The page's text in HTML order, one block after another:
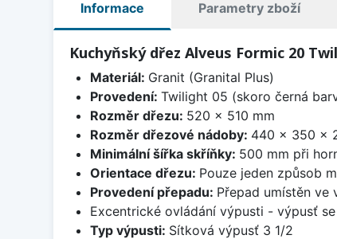
Informace Parametry zboží
Kuchyňský dřez Alveus Formic 20
Materiál: Granit (Granital Plus)
Provedení: Twilight 05 (skoro černá
Rozměr dřezu: 520 x 510 mm
Rozměr dřezové nádoby: 440 x 350 x
Minimální šířka skříňky: 500 mm při
Orientace dřezu: Pouze jeden způsob
Provedení přepadu: Přepad umístěn ve
Excentrické ovládání výpusti - výpusť
Typ výpusti: Sítková výpusť 3 1/2